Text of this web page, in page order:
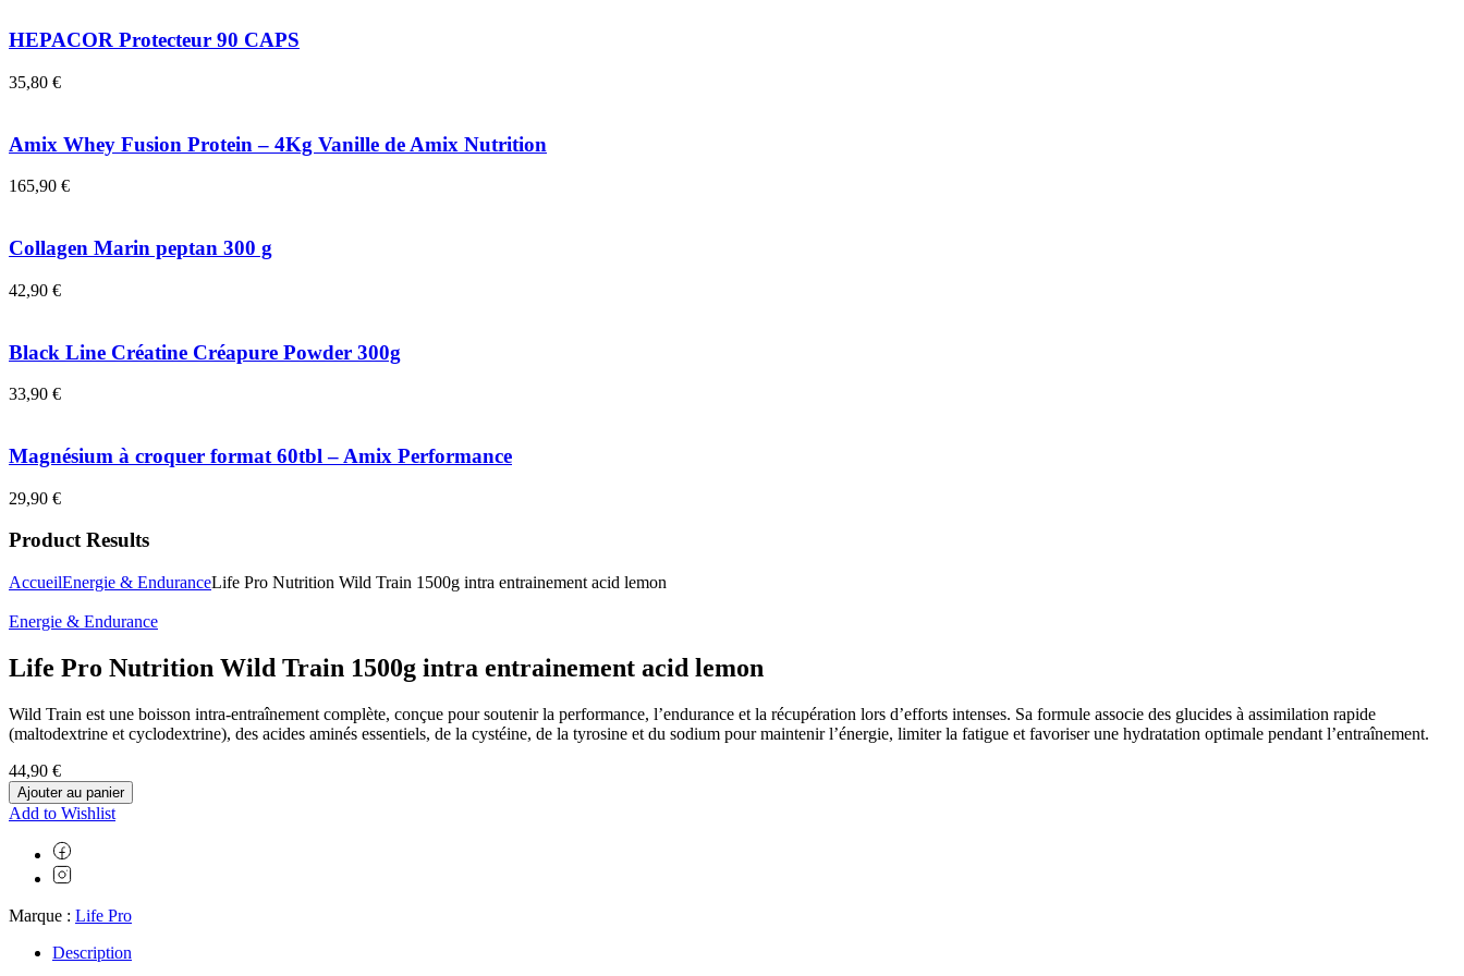
HEPACOR Protecteur 90 CAPS
35,80 €
Amix Whey Fusion Protein – 4Kg Vanille de Amix Nutrition
165,90 €
Collagen Marin peptan 300 g
42,90 €
Black Line Créatine Créapure Powder 300g
33,90 €
Magnésium à croquer format 60tbl – Amix Performance
29,90 €
Product Results
AccueilEnergie & EnduranceLife Pro Nutrition Wild Train 1500g intra entrainement acid lemon
Energie & Endurance
Life Pro Nutrition Wild Train 1500g intra entrainement acid lemon
Wild Train est une boisson intra-entraînement complète, conçue pour soutenir la performance, l’endurance et la récupération lors d’efforts intenses. Sa formule associe des glucides à assimilation rapide
(maltodextrine et cyclodextrine), des acides aminés essentiels, de la cystéine, de la tyrosine et du sodium pour maintenir l’énergie, limiter la fatigue et favoriser une hydratation optimale pendant l’entraînement.
44,90 €
Ajouter au panier
Add to Wishlist
Marque : Life Pro
Description